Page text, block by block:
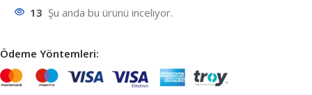
13 Şu anda bu ürünü inceliyor.
Ödeme Yöntemleri: